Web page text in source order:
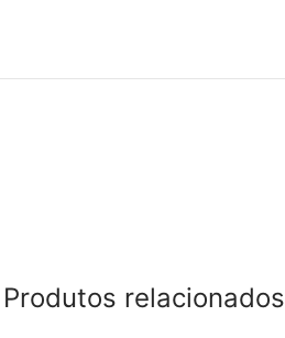
Produtos relacionados